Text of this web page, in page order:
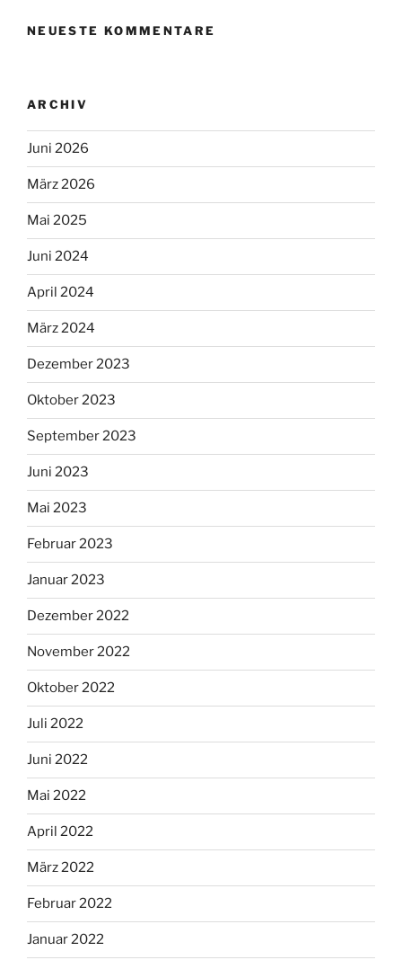
NEUESTE KOMMENTARE
ARCHIV
Juni 2026
März 2026
Mai 2025
Juni 2024
April 2024
März 2024
Dezember 2023
Oktober 2023
September 2023
Juni 2023
Mai 2023
Februar 2023
Januar 2023
Dezember 2022
November 2022
Oktober 2022
Juli 2022
Juni 2022
Mai 2022
April 2022
März 2022
Februar 2022
Januar 2022